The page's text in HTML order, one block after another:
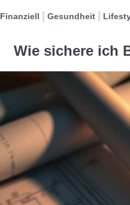
Finanziell Gesundheit
Wie sichere ich